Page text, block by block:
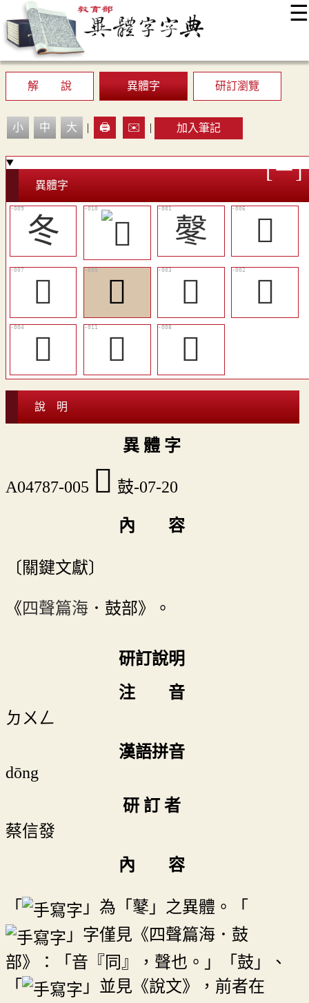
☰
最新消息
顯示模式
網站導覽
解 說
異體字 研訂瀏覽
小 中 大 | 🖨️ ✉️ | 加入筆記
異體字
冬 㲇
𪔖
󷀹
󷀸 𪔜
𪔝
󷀷
󷀻 𪔳
說 明
異 體 字
A04787-005 󷀸 鼓-07-20
內 容
〔關鍵文獻〕
《四聲篇海 ．鼓部》。
研訂說明
注 音
ㄉㄨㄥ
漢語拼音
dōng
研 訂 者
蔡信發
內 容
「
」為「鼕」之異體。「
」字僅見《四聲篇海．鼓
部》：「音『同』，聲也。」「鼓」、
「
」並見《說文》，前者在